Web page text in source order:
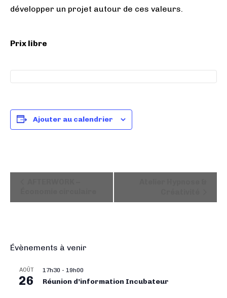
développer un projet autour de ces valeurs.
Prix libre
Ajouter au calendrier
v
a
t
Évènements à venir
AOÛT
26
17h30 - 19h00
Réunion d’information Incubateur